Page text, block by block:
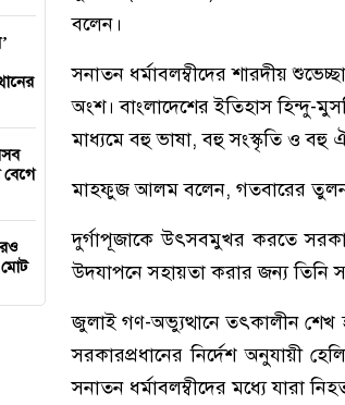
মোট
বলেন।
সনাতন ধর্মাবলম্বীদের শারদীয়
অংশ। বাংলাদেশের ইতিহাস হিন্দু-
মাধ্যমে বহু ভাষা, বহু সংস্কৃতি ও বহু
মাহফুজ আলম বলেন, গতবারের
দুর্গাপূজাকে উৎসবমুখর করতে
উদযাপনে সহায়তা করার জন্য তিনি
জুলাই গণ-অভ্যুত্থানে তৎকালীন
সরকারপ্রধানের নির্দেশ অনুযায়ী
সনাতন ধর্মাবলম্বীদের মধ্যে যারা